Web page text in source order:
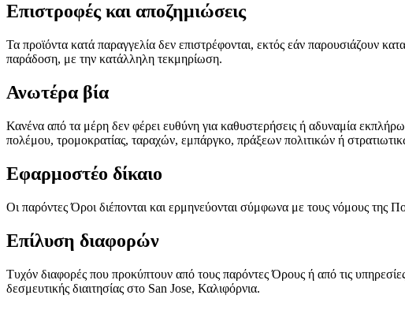
Επιστροφές και αποζημιώσεις
Τα προϊόντα κατά παραγγελία δεν επιστρέφονται, εκτός εάν παρουσιάζουν
παράδοση, με την κατάλληλη τεκμηρίωση.
Ανωτέρα βία
Κανένα από τα μέρη δεν φέρει ευθύνη για καθυστερήσεις ή αδυναμία
πολέμου, τρομοκρατίας, ταραχών, εμπάργκο, πράξεων πολιτικών ή
Εφαρμοστέο δίκαιο
Οι παρόντες Όροι διέπονται και ερμηνεύονται σύμφωνα με τους νόμους της
Επίλυση διαφορών
Τυχόν διαφορές που προκύπτουν από τους παρόντες Όρους ή από τις
δεσμευτικής διαιτησίας στο San Jose, Καλιφόρνια.